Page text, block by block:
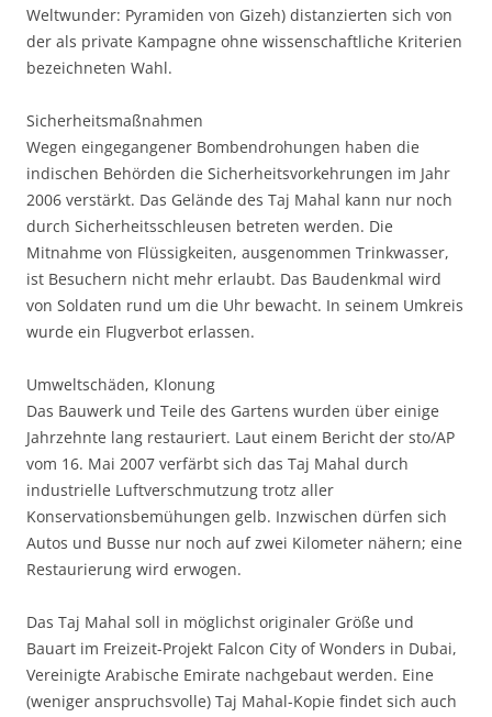
Weltwunder: Pyramiden von Gizeh) distanzierten sich von
der als private Kampagne ohne wissenschaftliche Kriterien
bezeichneten Wahl.
Sicherheitsmaßnahmen
Wegen eingegangener Bombendrohungen haben die
indischen Behörden die Sicherheitsvorkehrungen im Jahr
2006 verstärkt. Das Gelände des Taj Mahal kann nur noch
durch Sicherheitsschleusen betreten werden. Die
Mitnahme von Flüssigkeiten, ausgenommen Trinkwasser,
ist Besuchern nicht mehr erlaubt. Das Baudenkmal wird
von Soldaten rund um die Uhr bewacht. In seinem Umkreis
wurde ein Flugverbot erlassen.
Umweltschäden, Klonung
Das Bauwerk und Teile des Gartens wurden über einige
Jahrzehnte lang restauriert. Laut einem Bericht der sto/AP
vom 16. Mai 2007 verfärbt sich das Taj Mahal durch
industrielle Luftverschmutzung trotz aller
Konservationsbemühungen gelb. Inzwischen dürfen sich
Autos und Busse nur noch auf zwei Kilometer nähern; eine
Restaurierung wird erwogen.
Das Taj Mahal soll in möglichst originaler Größe und
Bauart im Freizeit-Projekt Falcon City of Wonders in Dubai,
Vereinigte Arabische Emirate nachgebaut werden. Eine
(weniger anspruchsvolle) Taj Mahal-Kopie findet sich auch